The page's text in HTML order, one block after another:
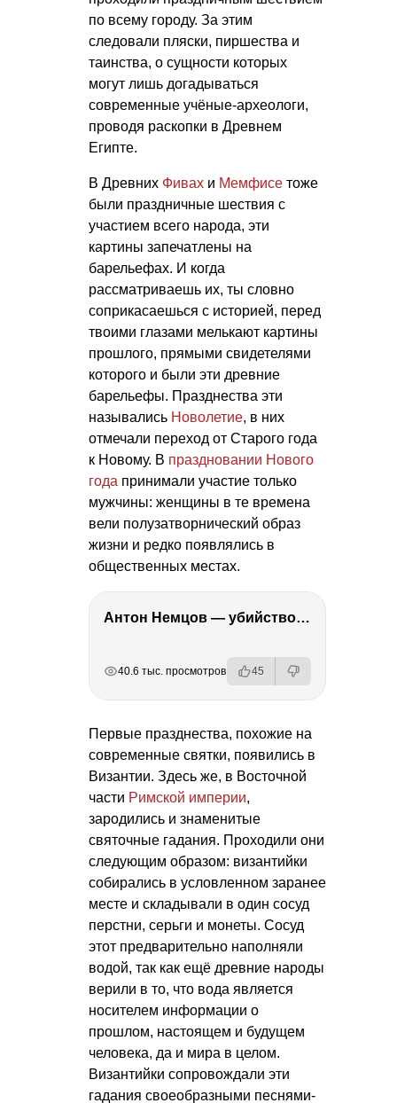
по всему городу. За этим
следовали пляски, пиршества и
таинства, о сущности которых
могут лишь догадываться
современные учёные-археологи,
проводя раскопки в Древнем
Египте.
В Древних Фивах и Мемфисе тоже
были праздничные шествия с
участием всего народа, эти
картины запечатлены на
барельефах. И когда
рассматриваешь их, ты словно
соприкасаешься с историей, перед
твоими глазами мелькают картины
прошлого, прямыми свидетелями
которого и были эти древние
барельефы. Празднества эти
назывались Новолетие, в них
отмечали переход от Старого года
к Новому. В праздновании Нового
года принимали участие только
мужчины: женщины в те времена
вели полузатворнический образ
жизни и редко появлялись в
общественных местах.
Антон Немцов — убийство Бориса Немцова, переезд в Дубай, семья и политика
40.6 тыс. просмотров 45
Первые празднества, похожие на
современные святки, появились в
Византии. Здесь же, в Восточной
части Римской империи,
зародились и знаменитые
святочные гадания. Проходили они
следующим образом: византийки
собирались в условленном заранее
месте и складывали в один сосуд
перстни, серьги и монеты. Сосуд
этот предварительно наполняли
водой, так как ещё древние народы
верили в то, что вода является
носителем информации о
прошлом, настоящем и будущем
человека, да и мира в целом.
Византийки сопровождали эти
гадания своеобразными песнями-